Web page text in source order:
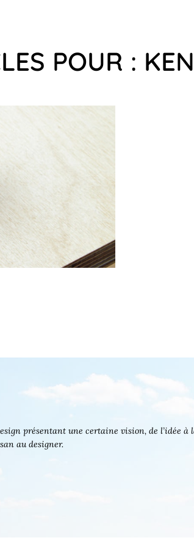
POUR :
présentant une certaine vision, de l’idée à
au designer.